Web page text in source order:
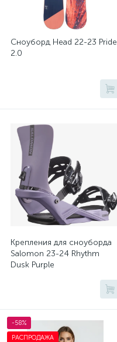
Сноуборд Head 22-23 Pride
2.0
Крепления для сноуборда
Salomon 23-24 Rhythm
Dusk Purple
-58%
РАСПРОДАЖА